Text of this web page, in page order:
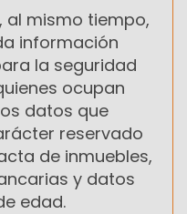
al mismo tiempo,
información
la seguridad
ocupan
datos que
reservado
de inmuebles,
y datos
edad.